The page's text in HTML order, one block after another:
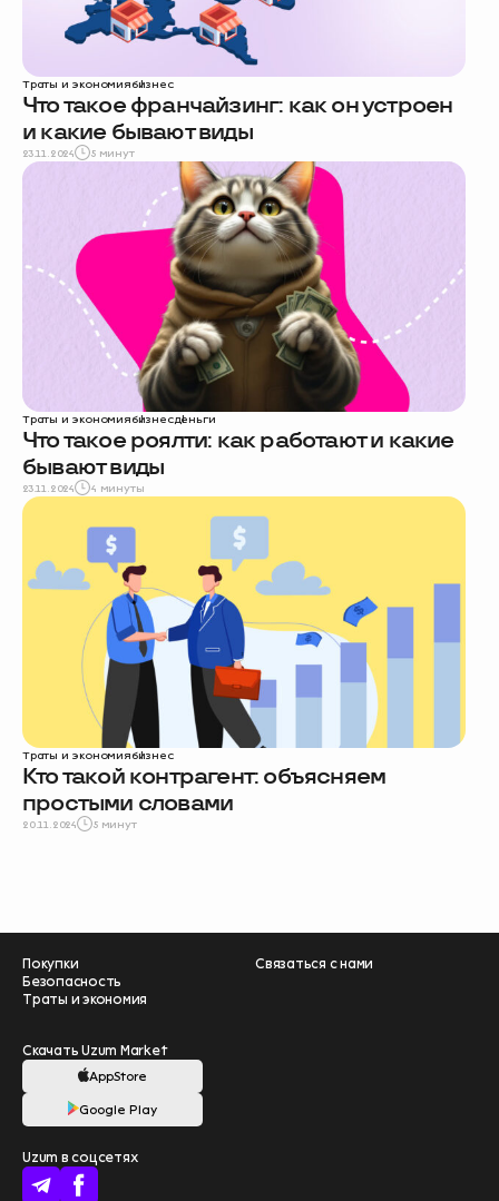
Траты и экономиябизнес
Что такое франчайзинг: как он устроен
и какие бывают виды
23.11.2024 5 минут
Траты и экономиябизнесденьги
Что такое роялти: как работают и какие
бывают виды
23.11.2024 4 минуты
Траты и экономиябизнес
Кто такой контрагент: объясняем
простыми словами
20.11.2024 5 минут
Покупки
Безопасность
Траты и экономия
Связаться с нами
Скачать Uzum Market
AppStore
Google Play
Uzum в соцсетях
Помогите нам
стать лучше –